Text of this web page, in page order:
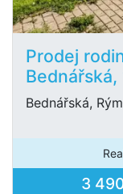
Prodej
Bednářská,
Bednářská,
3